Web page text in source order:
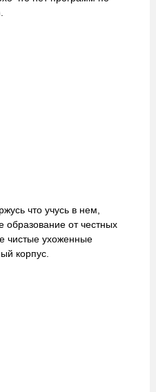
что учусь в нем,
образование от честных
чистые ухоженные
корпус.